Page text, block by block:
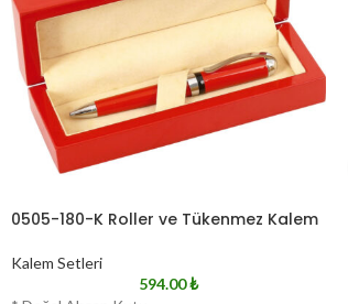
0505-180-K Roller ve Tükenmez Kalem
Kalem Setleri
594.00₺